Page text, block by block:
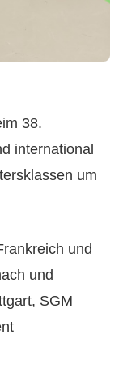
38.
international
um
und
und
SGM